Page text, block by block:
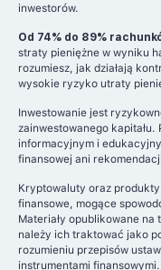
inwestorów.
Od 74% do 89%
straty pieniężne w wyniku
rozumiesz, jak działają
wysokie ryzyko utraty
Inwestowanie jest
zainwestowanego kapitału.
informacyjnym i
finansowej ani
Kryptowaluty oraz
finansowe, mogące
Materiały opublikowane
należy ich traktować jako
rozumieniu przepisów
instrumentami